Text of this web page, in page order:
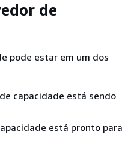
de
pode estar em um dos
capacidade está sendo
está pronto para